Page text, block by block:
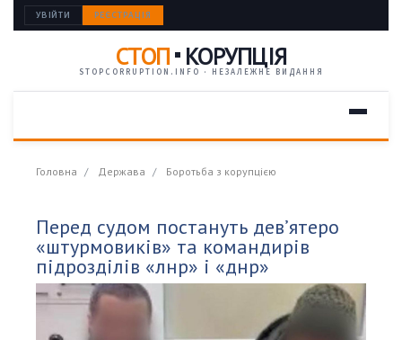
УВІЙТИ РЕЄСТРАЦІЯ
СТОП КОРУПЦІЯ
STOPCORRUPTION.INFO · НЕЗАЛЕЖНЕ ВИДАННЯ
Головна Держава Боротьба з корупцією
Перед судом постануть дев’ятеро
«штурмовиків» та командирів
підрозділів «лнр» і «днр»